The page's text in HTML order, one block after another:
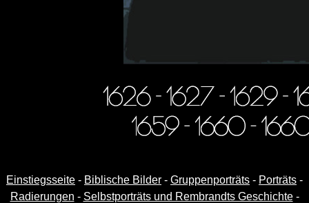
Einstiegsseite - Biblische Bilder - Gruppenporträts - Porträts -
Radierungen - Selbstporträts und Rembrandts Geschichte-